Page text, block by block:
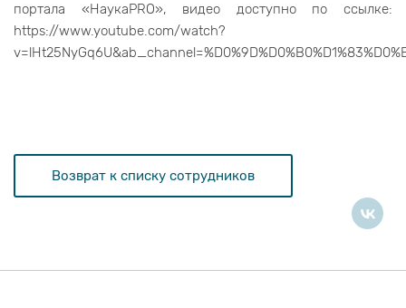
портала «НаукаPRO», видео доступно по ссылке:
https://www.youtube.com/watch?
Возврат к списку сотрудников